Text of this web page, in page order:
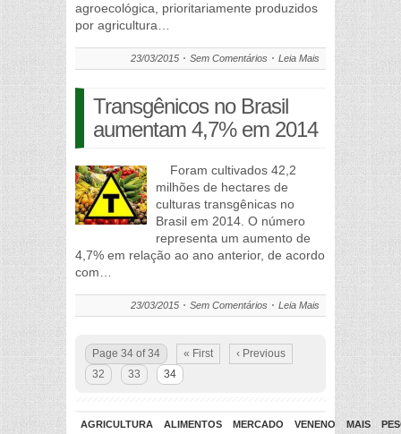
agroecológica, prioritariamente produzidos
por agricultura…
23/03/2015 Sem Comentários Leia Mais
Transgênicos no Brasil
aumentam 4,7% em 2014
Foram cultivados 42,2
milhões de hectares de
culturas transgênicas no
Brasil em 2014. O número
representa um aumento de
4,7% em relação ao ano anterior, de acordo
com…
23/03/2015 Sem Comentários Leia Mais
Page 34 of 34 « First
‹ Previous
32
33 34
AGRICULTURA ALIMENTOS MERCADO VENENO MAIS